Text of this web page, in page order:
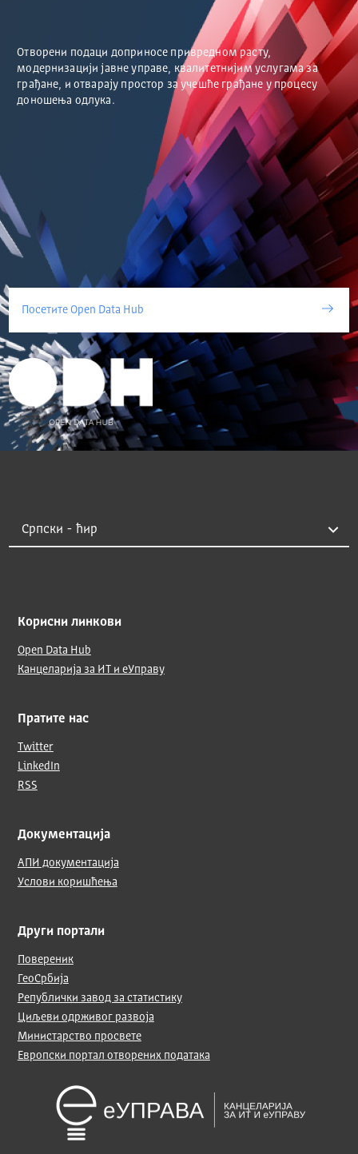
Отворени подаци доприносе привредном расту,
модернизацији јавне управе, квалитетнијим услугама за
грађане, и отварају простор за учешће грађане у процесу
доношења одлука.
Посетите Open Data Hub
Корисни линкови
Open Data Hub
Канцеларија за ИТ и еУправу
Пратите нас
Twitter
LinkedIn
RSS
Документација
АПИ документација
Услови коришћења
Други портали
Повереник
ГеоСрбија
Републички завод за статистику
Циљеви одрживог развоја
Министарство просвете
Европски портал отворених података